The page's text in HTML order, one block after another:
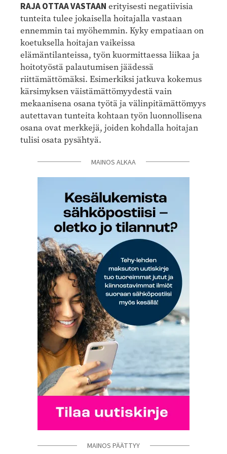
RAJA OTTAA VASTAAN erityisesti negatiivisia
tunteita tulee jokaisella hoitajalla vastaan
ennemmin tai myöhemmin. Kyky empatiaan on
koetuksella hoitajan vaikeissa
elämäntilanteissa, työn kuormittaessa liikaa ja
hoitotyöstä palautumisen jäädessä
riittämättömäksi. Esimerkiksi jatkuva kokemus
kärsimyksen väistämättömyydestä vain
mekaanisena osana työtä ja välinpitämättömyys
autettavan tunteita kohtaan työn luonnollisena
osana ovat merkkejä, joiden kohdalla hoitajan
tulisi osata pysähtyä.
MAINOS ALKAA
MAINOS PÄÄTTYY